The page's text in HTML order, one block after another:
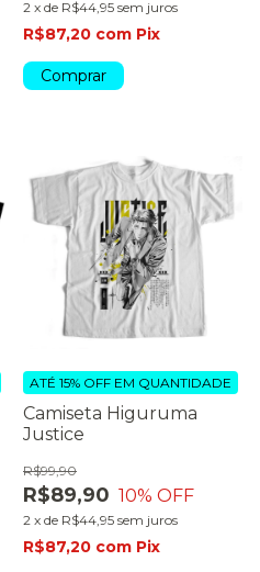
2 x de R$44,95 sem juros
R$87,20 com Pix
Comprar
Camiseta Higuruma
Justice
R$89,90
R$99,90
10% OFF
2 x de R$44,95 sem juros
ATÉ 15% OFF EM QUANTIDADE
R$87,20 com Pix